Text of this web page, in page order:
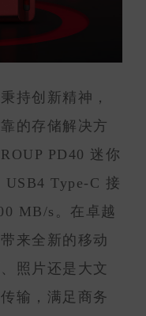
持创新精神，
的存储解决方
PD40 迷你
Type-C 接
MB/s。在卓越
来全新的移动
照片还是大文
输，满足商务